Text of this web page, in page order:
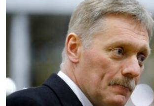
пошуку
ІНТЕРВ'Ю
ВСЕ ЗА ДЕНЬ
СПЕЦПРОЕКТИ
ВІДЕОУРОКИ «ELIFBE»
СВІДЧЕННЯ ОКУПАЦІЇ
ЯК ОБІЙТИ БЛОКУВАННЯ
Русский
Qırımtatar